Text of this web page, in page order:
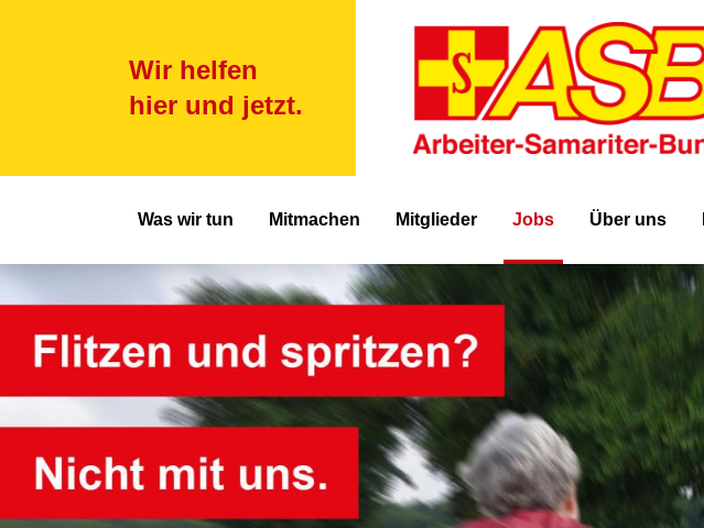
Wir helfen
hier und jetzt.
Hauptnavigation
Was wir tun Mitmachen Mitglieder Jobs Über uns